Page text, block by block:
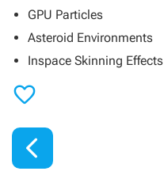
GPU Particles
Asteroid Environments
Inspace Skinning Effects

